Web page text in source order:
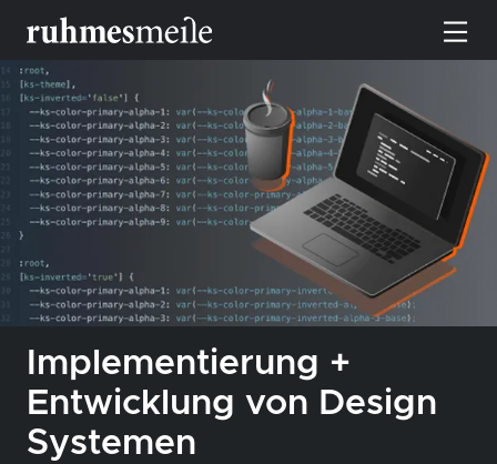
toggle
Implementierung +
Entwicklung von Design
Systemen